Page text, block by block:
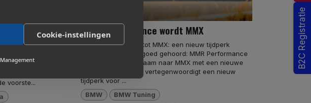
Cookie-instellingen
van hun
voorste...
MMR Performance wordt MMX
MMR is omgedoopt tot MMX: een nieuw tijdperk
begint! Je hebt het goed gehoord: MMR Performance
verandert de merknaam naar MMX met een nieuwe
naam en logo. MMX vertegenwoordigt een nieuw
tijdperk voor ...
BMW BMW Tuning
B2C Registratie